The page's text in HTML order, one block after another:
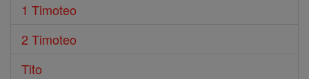
1 Timoteo
2 Timoteo
Tito